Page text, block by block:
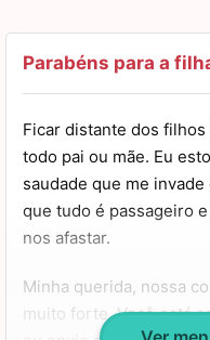
Parabéns para a
Ficar distante dos
todo pai ou mãe. Eu
saudade que me
que tudo é passageiro
nos afastar.
Minha querida, nossa
muito forte. Você está